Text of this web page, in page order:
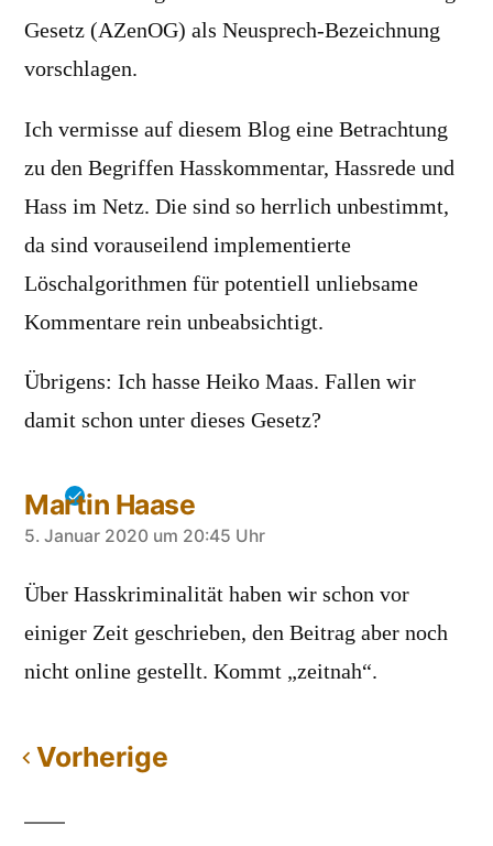
Gesetz (AZenOG) als Neusprech-Bezeichnung
vorschlagen.
Ich vermisse auf diesem Blog eine Betrachtung
zu den Begriffen Hasskommentar, Hassrede und
Hass im Netz. Die sind so herrlich unbestimmt,
da sind vorauseilend implementierte
Löschalgorithmen für potentiell unliebsame
Kommentare rein unbeabsichtigt.
Übrigens: Ich hasse Heiko Maas. Fallen wir
damit schon unter dieses Gesetz?
Martin Haase
sagt:
5. Januar 2020 um 20:45 Uhr
Über Hasskriminalität haben wir schon vor
einiger Zeit geschrieben, den Beitrag aber noch
nicht online gestellt. Kommt „zeitnah“.
Kommentarnavigation
Vorherige